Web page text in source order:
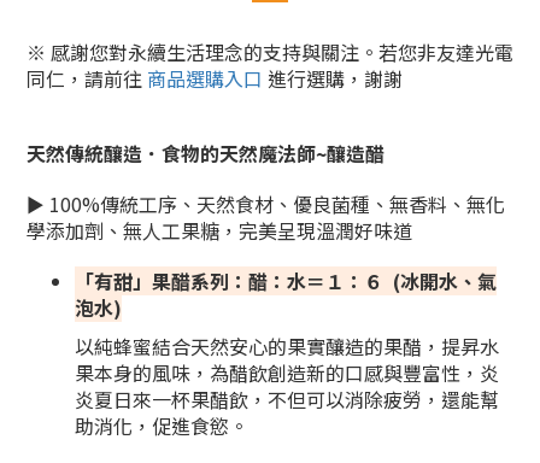
※ 感謝您對永續生活理念的支持與關注。若您非友達光電
同仁，請前往 商品選購入口 進行選購，謝謝
天然傳統釀造． 食物的天然魔法師~釀造醋
► 100%傳統工序、天然食材、優良菌種、無香料、無化
學添加劑、無人工果糖，完美呈現溫潤好味道
「有甜」果醋系列：醋：水＝１：６ (冰開水、氣
泡水)
以純蜂蜜結合天然安心的果實釀造的果醋，提昇水
果本身的風味，為醋飲創造新的口感與豐富性，炎
炎夏日來一杯果醋飲，不但可以消除疲勞，還能幫
助消化，促進食慾。